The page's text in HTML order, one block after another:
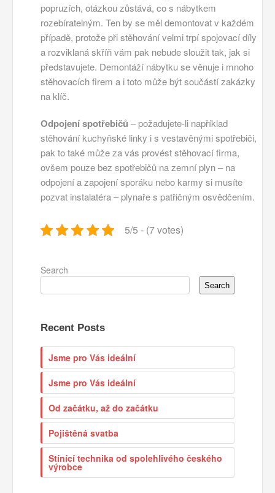
popruzích, otázkou zůstává, co s nábytkem
rozebíratelným. Ten by se měl demontovat v každém
případě, protože při stěhování velmi trpí spojovací díly
a rozviklaná skříň vám pak nebude sloužit tak, jak si
představujete. Demontáží nábytku se věnuje i mnoho
stěhovacích firem a i toto může být součástí zakázky
na klíč.
Odpojení spotřebičů – požadujete-li například
stěhování kuchyňské linky i s vestavěnými spotřebiči,
pak to také může za vás provést stěhovací firma,
ovšem pouze bez spotřebičů na zemní plyn – na
odpojení a zapojení sporáku nebo karmy si musíte
pozvat instalatéra – plynaře s patřičným osvědčením.
5/5 - (7 votes)
Search
Search
Recent Posts
Jsme pro Vás ideální
Jsme pro Vás ideální
Od začátku, až do začátku
Pojištěná svatba
Stínící technika od spolehlivého českého
výrobce